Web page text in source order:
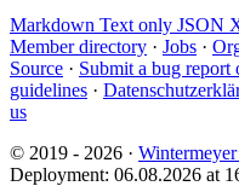
Markdown Text only JSON
Member directory · Jobs ·
Source · Submit a bug report
guidelines ·
us
© 2019 - 2026 ·
Deployment: 06.08.2026 at